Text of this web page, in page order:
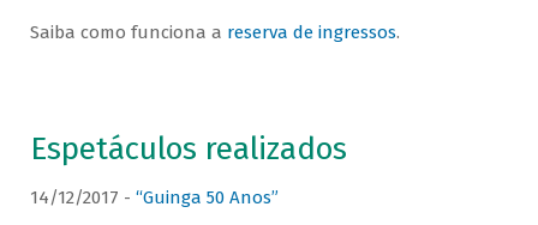
Saiba como funciona a reserva de ingressos.
Espetáculos realizados
14/12/2017 - “Guinga 50 Anos”